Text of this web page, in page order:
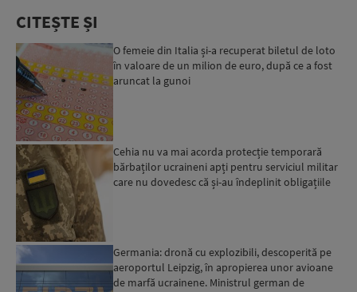
CITEȘTE ȘI
O femeie din Italia și-a recuperat biletul de loto
în valoare de un milion de euro, după ce a fost
aruncat la gunoi
Cehia nu va mai acorda protecție temporară
bărbaților ucraineni apți pentru serviciul militar
care nu dovedesc că și-au îndeplinit obligațiile
Germania: dronă cu explozibili, descoperită pe
aeroportul Leipzig, în apropierea unor avioane
de marfă ucrainene. Ministrul german de